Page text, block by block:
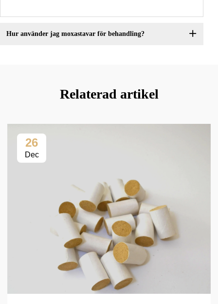
Hur använder jag moxastavar för behandling?
Relaterad artikel
26
Dec